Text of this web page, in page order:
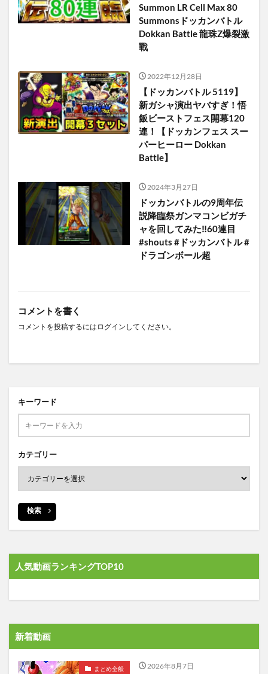
Summon LR Cell Max 80
Summonsドッカンバトル
Dokkan Battle 龍珠Z爆裂激
戰
2022年12月28日
【ドッカンバトル 5119】
新ガシャ演出ヤバすぎ！悟
飯ビーストフェス開幕120
連！【ドッカンフェス スー
パーヒーロー Dokkan
Battle】
2024年3月27日
ドッカンバトルの9周年伝
説降臨祭ガンマコンビガチ
ャを回してみた‼️60連目
#shouts #ドッカンバトル #
ドラゴンボール超
コメントを書く
コメントを投稿するには ログイン してください。
キーワード
カテゴリー
検索
人気動画ランキングTOP10
新着動画
まとめ全般 2026年8月7日